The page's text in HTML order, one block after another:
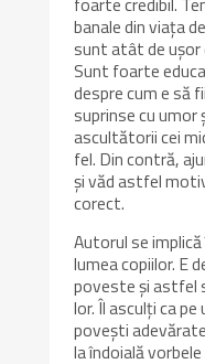
banale din viața
sunt atât de ușor
Sunt foarte
despre cum e să
suprinse cu
ascultătorii cei
fel. Din contră,
și văd astfel
corect.
Autorul se
lumea copiilor. E
poveste și astfel
lor. Îl asculți ca
povești
la îndoială